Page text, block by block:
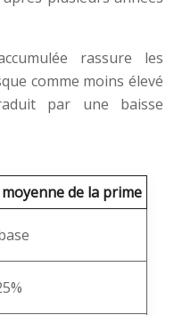
rassure les
comme moins élevé
par une baisse
de la prime